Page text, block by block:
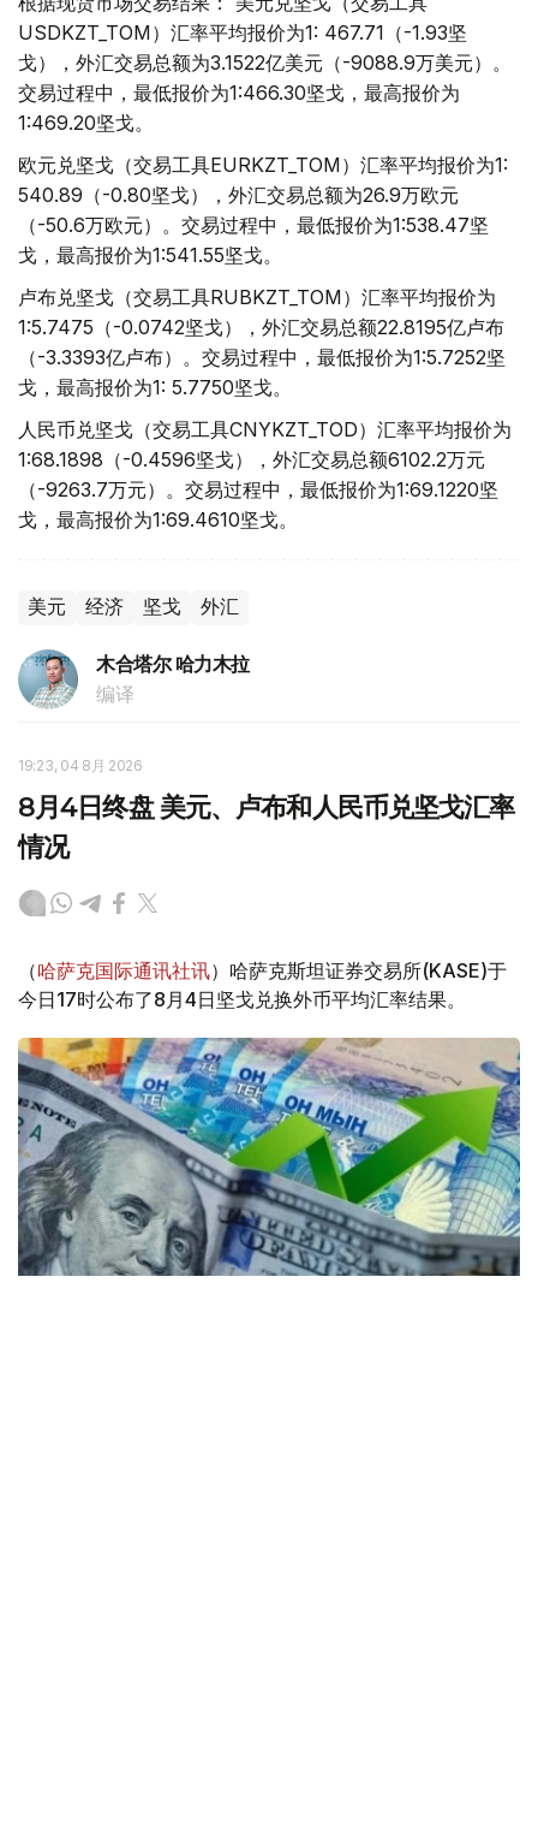
USDKZT_TOM）汇率平均报价为1: 467.71（-1.93坚
戈），外汇交易总额为3.1522亿美元（-9088.9万美元）。
交易过程中，最低报价为1:466.30坚戈，最高报价为
1:469.20坚戈。
欧元兑坚戈（交易工具EURKZT_TOM）汇率平均报价为1:
540.89（-0.80坚戈），外汇交易总额为26.9万欧元
（-50.6万欧元）。交易过程中，最低报价为1:538.47坚
戈，最高报价为1:541.55坚戈。
卢布兑坚戈（交易工具RUBKZT_TOM）汇率平均报价为
1:5.7475（-0.0742坚戈），外汇交易总额22.8195亿卢布
（-3.3393亿卢布）。交易过程中，最低报价为1:5.7252坚
戈，最高报价为1: 5.7750坚戈。
人民币兑坚戈（交易工具CNYKZT_TOD）汇率平均报价为
1:68.1898（-0.4596坚戈），外汇交易总额6102.2万元
（-9263.7万元）。交易过程中，最低报价为1:69.1220坚
戈，最高报价为1:69.4610坚戈。
美元 经济 坚戈 外汇
木合塔尔 哈力木拉
编译
19:23, 04 8月 2026
8月4日终盘 美元、卢布和人民币兑坚戈汇率
情况
（哈萨克国际通讯社讯）哈萨克斯坦证券交易所(KASE)于
今日17时公布了8月4日坚戈兑换外币平均汇率结果。